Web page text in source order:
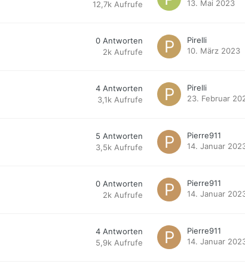
12,7k Aufrufe
13. Mai 2023
0 Antworten
2k Aufrufe
Pirelli
10. März 2023
4 Antworten
3,1k Aufrufe
Pirelli
23. Februar
5 Antworten
3,5k Aufrufe
Pierre911
14. Januar
0 Antworten
2k Aufrufe
Pierre911
14. Januar
4 Antworten
5,9k Aufrufe
Pierre911
14. Januar